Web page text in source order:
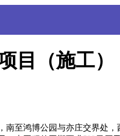
目（施工）
至鸿博公园与亦庄交界处